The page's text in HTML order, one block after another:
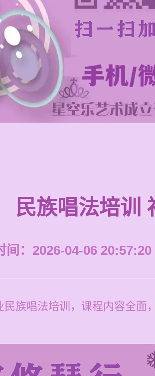
民族唱法培训
间：2026-04-06 20:57:20
族唱法培训，课程内容全面